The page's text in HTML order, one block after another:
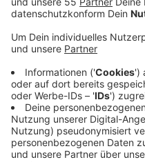
Veröffentlicht:Freitag,
Anzeige
Die Partei fordert die
abzurufen. Der
beeinträchtige die
zu Kopfschmerzen,